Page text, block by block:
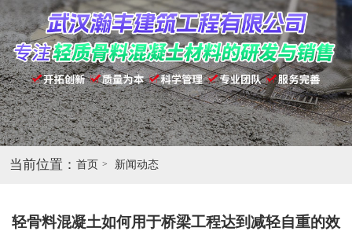
当前位置： 首页 新闻动态
轻骨料混凝土如何用于桥梁工程达到减轻自重的效